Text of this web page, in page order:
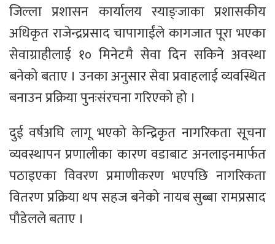
जिल्ला प्रशासन कार्यालय स्याङ्जाका प्रशासकीय
अधिकृत राजेन्द्रप्रसाद चापागाईंले कागजात पूरा भएका
सेवाग्राहीलाई १० मिनेटमै सेवा दिन सकिने अवस्था
बनेको बताए । उनका अनुसार सेवा प्रवाहलाई व्यवस्थित
बनाउन प्रक्रिया पुनःसंरचना गरिएको हो ।
दुई वर्षअघि लागू भएको केन्द्रिकृत नागरिकता सूचना
व्यवस्थापन प्रणालीका कारण वडाबाट अनलाइनमार्फत
पठाइएका विवरण प्रमाणीकरण भएपछि नागरिकता
वितरण प्रक्रिया थप सहज बनेको नायब सुब्बा रामप्रसाद
पौडेलले बताए ।